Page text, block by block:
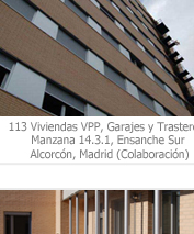
24 VPO Y GARAJE, PARCELA
A, LA VENTILLA, TETUÁN
MADRID.